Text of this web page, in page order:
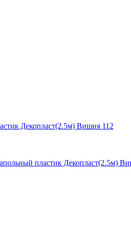
Декопласт(2.5м) Вишня 112
пластик Декопласт(2.5м)